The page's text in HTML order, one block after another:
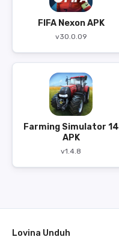
FIFA Nexon APK
v30.0.09
Farming Simulator 14
APK
v1.4.8
Lovina Unduh